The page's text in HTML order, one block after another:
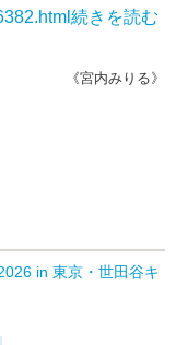
続きを読む
《宮内みりる》
in 東京・世田谷キ